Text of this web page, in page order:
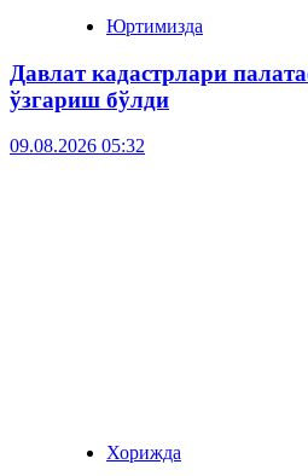
Юртимизда
Давлат кадастрлари
ўзгариш бўлди
09.08.2026 05:32
Хорижда